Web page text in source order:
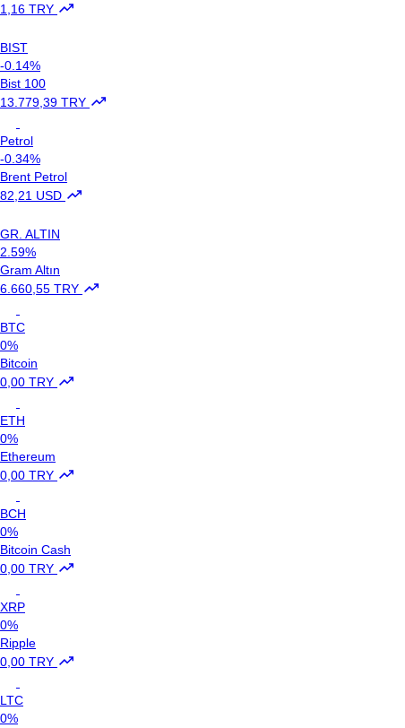
1,16 TRY
BIST
-0.14%
Bist 100
13.779,39 TRY
Petrol
-0.34%
Brent Petrol
82,21 USD
GR. ALTIN
2.59%
Gram Altın
6.660,55 TRY
BTC
0%
Bitcoin
0,00 TRY
ETH
0%
Ethereum
0,00 TRY
BCH
0%
Bitcoin Cash
0,00 TRY
XRP
0%
Ripple
0,00 TRY
LTC
0%